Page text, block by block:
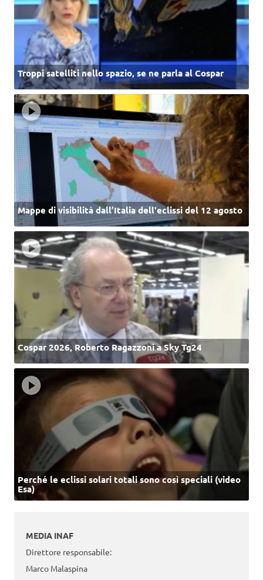
Troppi satelliti nello spazio, se ne parla al Cospar
Mappe di visibilità dall’Italia dell'eclissi del 12 agosto
Cospar 2026, Roberto Ragazzoni a Sky Tg24
Perché le eclissi solari totali sono così speciali (video
Esa)
MEDIA INAF
Direttore responsabile:
Marco Malaspina